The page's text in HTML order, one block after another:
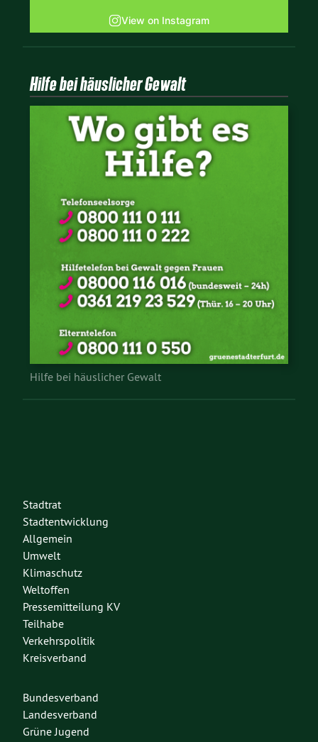
View on Instagram
Hilfe bei häuslicher Gewalt
Hilfe bei häuslicher Gewalt
Stadtrat
Stadtentwicklung
Allgemein
Umwelt
Klimaschutz
Weltoffen
Pressemitteilung KV
Teilhabe
Verkehrspolitik
Kreisverband
Bundesverband
Landesverband
Grüne Jugend